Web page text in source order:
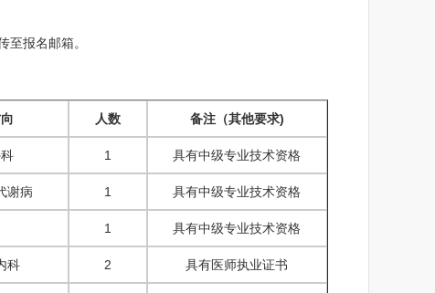
报名邮箱。
人数 备注（其他要求)
1 具有中级专业技术资格
谢病 1 具有中级专业技术资格
1 具有中级专业技术资格
科 2 具有医师执业证书